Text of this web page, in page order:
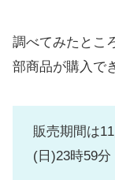
調べてみたとこ
部商品が購入で
販売期間は
(日)23時59分